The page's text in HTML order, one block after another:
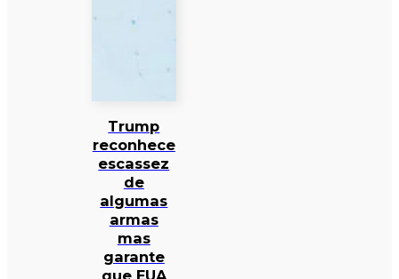
Trump
reconhece
escassez
de
algumas
armas
mas
garante